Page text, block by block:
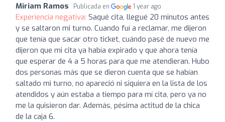
Miriam Ramos Publicada en 1 year ago
Experiencia negativa: Saqué cita, llegué 20 minutos antes
y se saltaron mi turno. Cuando fuí a reclamar, me dijeron
que tenía que sacar otro ticket, cuándo pasé de nuevo me
dijeron que mi cita ya había expirado y que ahora tenía
que esperar de 4 a 5 horas para que me atendieran. Hubo
dos personas más que se dieron cuenta que se habían
saltado mi turno, no apareció ni siquiera en la lista de los
atendidos y aún estaba a tiempo para mí cita, pero ya no
me la quisieron dar. Además, pésima actitud de la chica
de la caja 6.